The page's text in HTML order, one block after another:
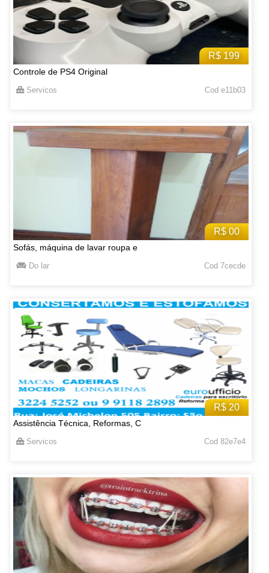
R$ 199
Controle de PS4 Original
Servicos Cod e11b03
R$ 00
Sofás, máquina de lavar roupa e
Do lar Cod 7cecde
R$ 20
Assistência Técnica, Reformas, C
Servicos Cod 82e7e4